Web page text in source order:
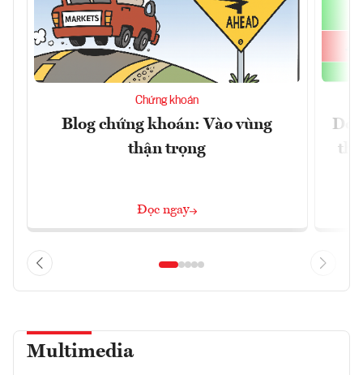
Chứng khoán
Blog chứng khoán: Vào vùng
thận trọng
Đọc ngay
thị
Multimedia